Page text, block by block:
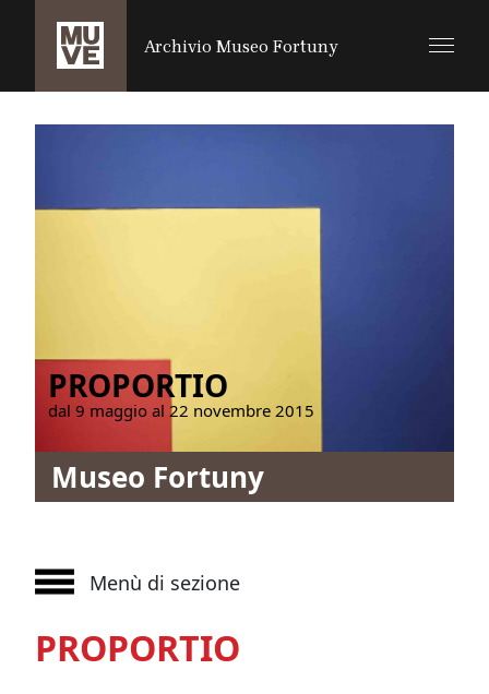
SALTA AL CONTENUTO PRINCIPALE
Archivio Museo Fortuny
PROPORTIO
dal 9 maggio al 22 novembre 2015
Museo Fortuny
Menù di sezione
PROPORTIO